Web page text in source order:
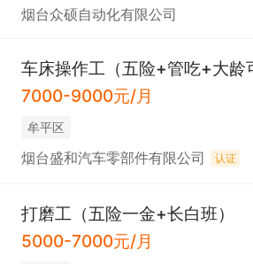
烟台众硕自动化有限公司
车床操作工（五险+管吃+大龄
7000-9000元/月
牟平区
烟台盛和汽车零部件有限公司 认证
打磨工（五险一金+长白班）
5000-7000元/月